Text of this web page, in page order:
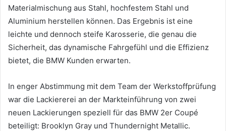
Materialmischung aus Stahl, hochfestem Stahl und
Aluminium herstellen können. Das Ergebnis ist eine
leichte und dennoch steife Karosserie, die genau die
Sicherheit, das dynamische Fahrgefühl und die Effizienz
bietet, die BMW Kunden erwarten.
In enger Abstimmung mit dem Team der Werkstoffprüfung
war die Lackiererei an der Markteinführung von zwei
neuen Lackierungen speziell für das BMW 2er Coupé
beteiligt: Brooklyn Gray und Thundernight Metallic.